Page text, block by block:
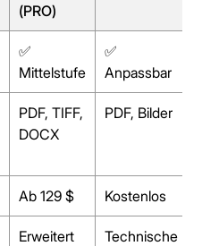
(PRO)
✅
Mittelstufe
✅
Anpassbar
PDF, TIFF,
DOCX
PDF, Bilder
Ab 129 $ Kostenlos
Erweitert
Technische